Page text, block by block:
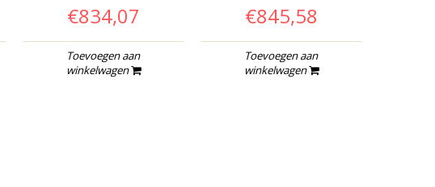
€834,07
Toevoegen aan
winkelwagen
€845,58
Toevoegen aan
winkelwagen